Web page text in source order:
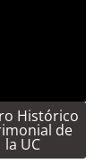
Histórico
de
la UC